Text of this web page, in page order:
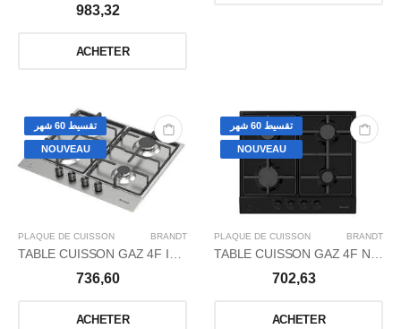
983,32
ACHETER
تقسيط 60 شهر
NOUVEAU
PLAQUE DE CUISSON BRANDT
736,60
ACHETER
تقسيط 60 شهر
NOUVEAU
PLAQUE DE CUISSON BRANDT
702,63
ACHETER